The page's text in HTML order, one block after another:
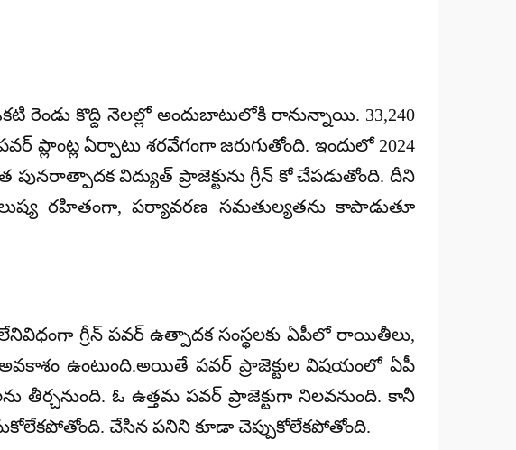
రెండు కొద్ది నెలల్లో అందుబాటులోకి రానున్నాయి. 33,240
ప్లాంట్ల ఏర్పాటు శరవేగంగా జరుగుతోంది. ఇందులో 2024
విద్యుత్ ప్రాజెక్టును గ్రీన్ కో చేపడుతోంది. దీని
రహితంగా, పర్యావరణ సమతుల్యతను కాపాడుతూ
గ్రీన్ పవర్ ఉత్పాదక సంస్థలకు ఏపీలో రాయితీలు,
ఉంటుంది.అయితే పవర్ ప్రాజెక్టుల విషయంలో ఏపీ
తీర్చనుంది. ఓ ఉత్తమ పవర్ ప్రాజెక్టుగా నిలవనుంది. కానీ
చేసిన పనిని కూడా చెప్పుకోలేకపోతోంది.